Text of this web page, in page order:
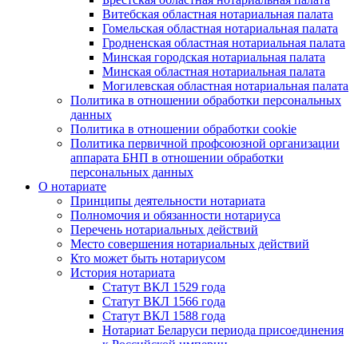
Витебская областная нотариальная палата
Гомельская областная нотариальная палата
Гродненская областная нотариальная палата
Минская городская нотариальная палата
Минская областная нотариальная палата
Могилевская областная нотариальная палата
Политика в отношении обработки персональных
данных
Политика в отношении обработки cookie
Политика первичной профсоюзной организации
аппарата БНП в отношении обработки
персональных данных
О нотариате
Принципы деятельности нотариата
Полномочия и обязанности нотариуса
Перечень нотариальных действий
Место совершения нотариальных действий
Кто может быть нотариусом
История нотариата
Статут ВКЛ 1529 года
Статут ВКЛ 1566 года
Статут ВКЛ 1588 года
Нотариат Беларуси периода присоединения